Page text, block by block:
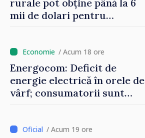
rurale pot obține până la 6
mii de dolari pentru
/ Acum 18 ore
Energocom: Deficit de
energie electrică în orele de
vârf; consumatorii sunt
/ Acum 19 ore